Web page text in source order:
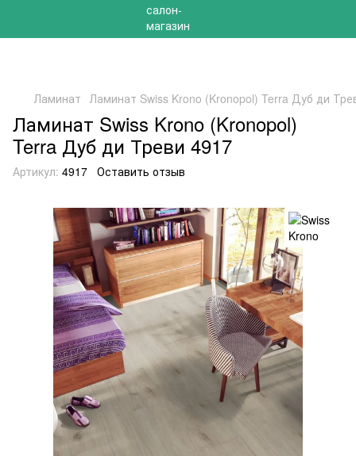
Ламинат Ламинат Swiss Krono (Kronopol) Terra Дуб ди
Ламинат Swiss Krono (Kronopol)
Terra Дуб ди Треви 4917
Артикул: 4917 Оставить отзыв